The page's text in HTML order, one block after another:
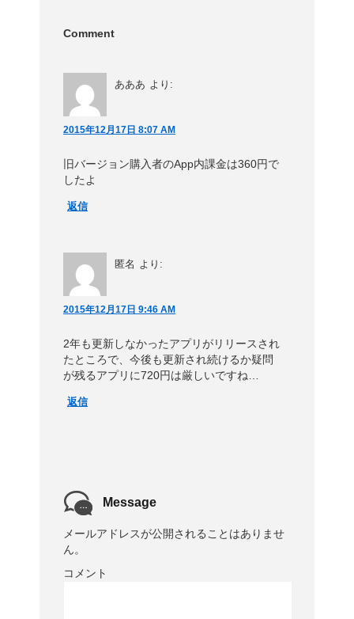
Comment
あああ より:
2015年12月17日 8:07 AM
旧バージョン購入者のApp内課金は360円で
したよ
返信
匿名 より:
2015年12月17日 9:46 AM
2年も更新しなかったアプリがリリースされ
たところで、今後も更新され続けるか疑問
が残るアプリに720円は厳しいですね…
返信
Message
メールアドレスが公開されることはありませ
ん。
コメント